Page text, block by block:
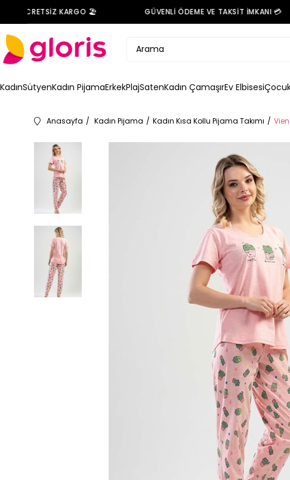
ÜCRETSİZ KARGO 🏖️ GÜVENLİ ÖDEME VE TAKSİT İMKANI 💳
KadınSütyenKadın PijamaErkekPlajSatenKadın ÇamaşırEv Elbisesi
Anasayfa Kadın Pijama Kadın Kısa Kollu Pijama Takımı